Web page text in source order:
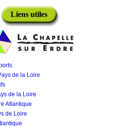
Liens utiles
de la Loire
de la Loire
Atlantique
de Loire